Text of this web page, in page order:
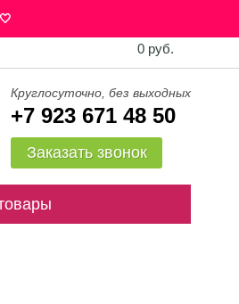
0 руб.
Круглосуточно, без выходных
+7 923 671 48 50
Заказать звонок